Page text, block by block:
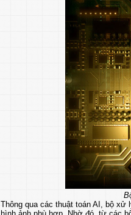
Thông qua các thuật toán AI, bộ xử